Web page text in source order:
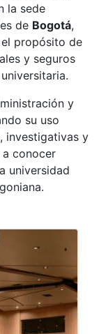
la sede
de Bogotá,
propósito de
y seguros
y
su uso
investigativas y
conocer
universidad